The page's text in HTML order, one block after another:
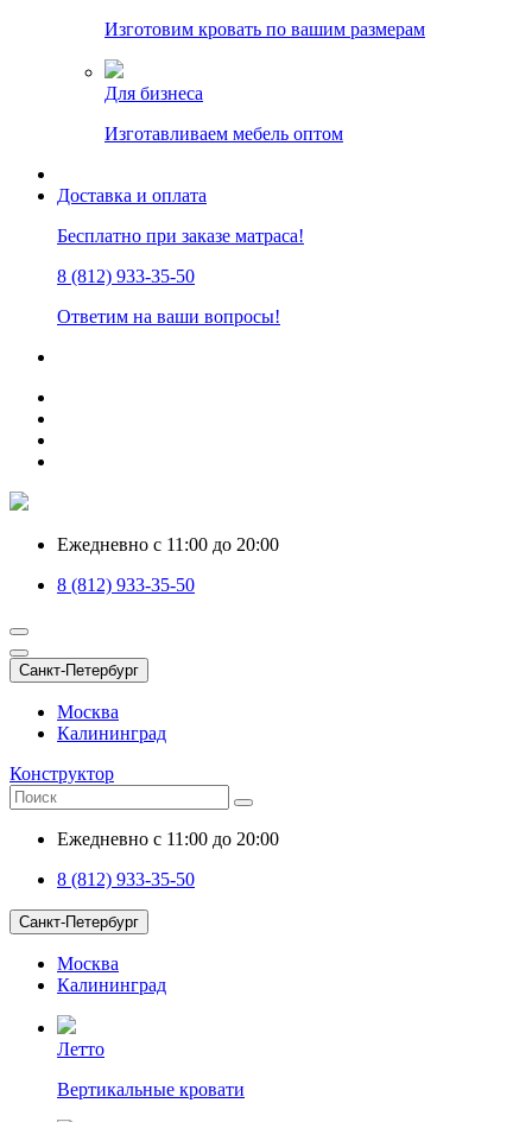
Изготовим кровать по вашим размерам
Для бизнеса
Изготавливаем мебель оптом
Доставка и оплата
Бесплатно при заказе матраса!
8 (812) 933-35-50
Ответим на ваши вопросы!
Ежедневно с 11:00 до 20:00
8 (812) 933-35-50
Санкт-Петербург
Москва
Калининград
Конструктор
Ежедневно с 11:00 до 20:00
8 (812) 933-35-50
Санкт-Петербург
Москва
Калининград
Летто
Вертикальные кровати